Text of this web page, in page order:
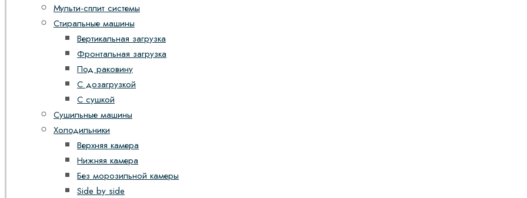
Мульти-сплит системы
Стиральные машины
Вертикальная загрузка
Фронтальная загрузка
Под раковину
С дозагрузкой
С сушкой
Сушильные машины
Холодильники
Верхняя камера
Нижняя камера
Без морозильной камеры
Side by side